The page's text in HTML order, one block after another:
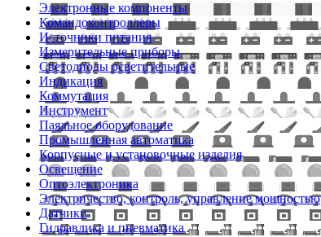
Электронные компоненты
Командоконтроллеры
Источники питания
Измерительные приборы
Светодиоды осветительные
Индикация
Коммутация
Инструмент
Паяльное оборудование
Промышленная автоматика
Корпусные и установочные изделия
Освещение
Оптоэлектроника
Электричество, контроль, управление мощностью
Датчики
Гидравлика и пневматика